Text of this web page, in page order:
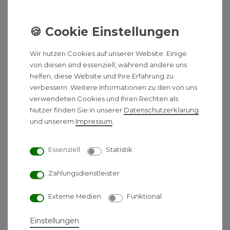
die CGB-2K 11/24 Kombitherme konzipiert und
Durchflussmenge. Mit diesem Regler können Sie
die Effizienz und Leistung Ihrer Heizungsanlage
optimieren und an individuelle Bedürfnisse
anpassen.
Paket bestehend aus:
1 Verschlussstopfen
1 Silikonfett
Vorteile:
Flexibilität: Der verstellbare
Wir nutzen Cookies auf unserer Website. Einige
von diesen sind essenziell, während andere uns
helfen, diese Website und Ihre Erfahrung zu
verbessern. Weitere Informationen zu den von uns
verwendeten Cookies und Ihren Rechten als
Nutzer finden Sie in unserer Daten­schutz­erklärung
und unserem Impressum
Essenziell Statistik
Zahlungsdienstleister
Externe Medien Funktional
Einstellungen